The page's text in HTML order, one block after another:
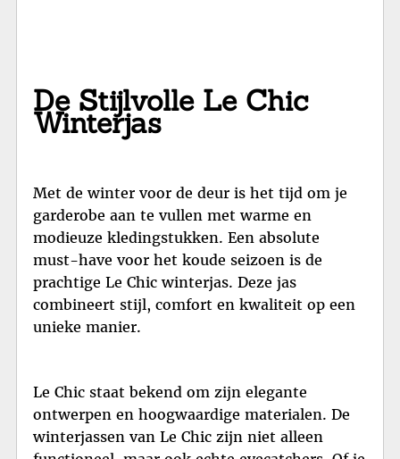
De Stijlvolle Le Chic
Winterjas
Met de winter voor de deur is het tijd om je
garderobe aan te vullen met warme en
modieuze kledingstukken. Een absolute
must-have voor het koude seizoen is de
prachtige Le Chic winterjas. Deze jas
combineert stijl, comfort en kwaliteit op een
unieke manier.
Le Chic staat bekend om zijn elegante
ontwerpen en hoogwaardige materialen. De
winterjassen van Le Chic zijn niet alleen